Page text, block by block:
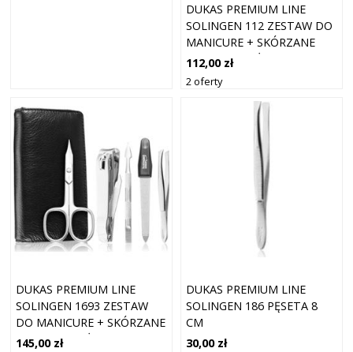
DUKAS PREMIUM LINE
SOLINGEN 112 ZESTAW DO
MANICURE + SKÓRZANE
ETUI DLA MĘŻCZYZN
112,00 zł
2 oferty
DUKAS PREMIUM LINE
SOLINGEN 1693 ZESTAW
DO MANICURE + SKÓRZANE
ETUI DLA MĘŻCZYZN
145,00 zł
DUKAS PREMIUM LINE
SOLINGEN 186 PĘSETA 8
CM
30,00 zł